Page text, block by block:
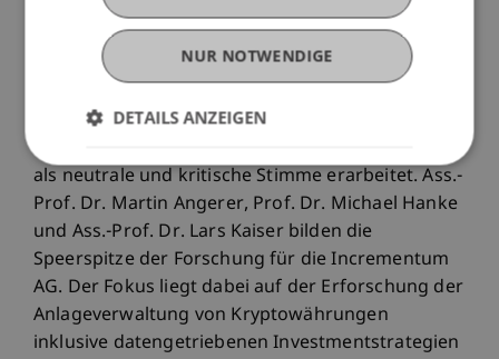
Kryptowelt kombiniert.
Die Universität Liechtenstein ist seit mehreren
Blockchaintechnologie und von
Kryptowährungen und hat sich eine Reputation
als neutrale und kritische Stimme erarbeitet. Ass.-
Prof. Dr. Martin Angerer, Prof. Dr. Michael Hanke
und Ass.-Prof. Dr. Lars Kaiser bilden die
Speerspitze der Forschung für die Incrementum
AG. Der Fokus liegt dabei auf der Erforschung der
Anlageverwaltung von Kryptowährungen
inklusive datengetriebenen Investmentstrategien
NUR NOTWENDIGE
DETAILS ANZEIGEN